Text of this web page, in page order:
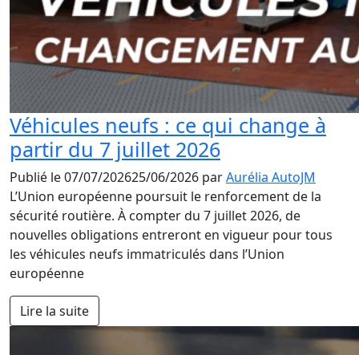
Véhicules neufs : ce qui change à
partir du 7 juillet 2026
Publié le07/07/202625/06/2026 parAurélia AutoJM
L’Union européenne poursuit le renforcement de la
sécurité routière. À compter du 7 juillet 2026, de
nouvelles obligations entreront en vigueur pour tous
les véhicules neufs immatriculés dans l’Union
européenne
Lire la suite